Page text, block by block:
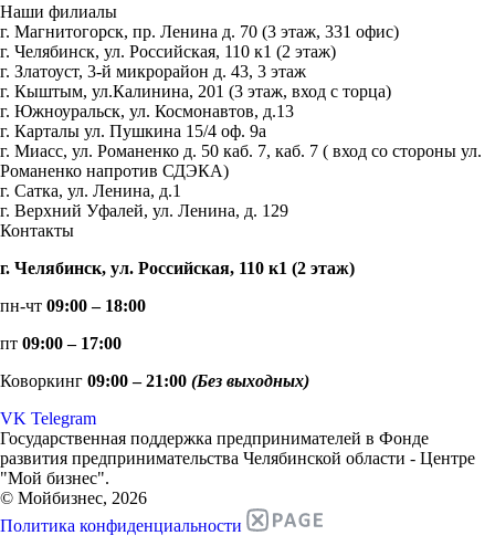
Наши филиалы
г. Магнитогорск, пр. Ленина д. 70 (3 этаж, 331 офис)
г. Челябинск, ул. Российская, 110 к1 (2 этаж)
г. Златоуст, 3-й микрорайон д. 43, 3 этаж
г. Кыштым, ул.Калинина, 201 (3 этаж, вход с торца)
г. Южноуральск, ул. Космонавтов, д.13
г. Карталы ул. Пушкина 15/4 оф. 9а
г. Миасс, ул. Романенко д. 50 каб. 7, каб. 7 ( вход со стороны ул.
Романенко напротив СДЭКА)
г. Сатка, ул. Ленина, д.1
г. Верхний Уфалей, ул. Ленина, д. 129
Контакты
г. Челябинск, ул. Российская, 110 к1 (2 этаж)
пн-чт 09:00 – 18:00
пт 09:00 – 17:00
Коворкинг 09:00 – 21:00 (Без выходных)
VK Telegram
Государственная поддержка предпринимателей в Фонде
развития предпринимательства Челябинской области - Центре
"Мой бизнес".
© Мойбизнес, 2026
Политика конфиденциальности